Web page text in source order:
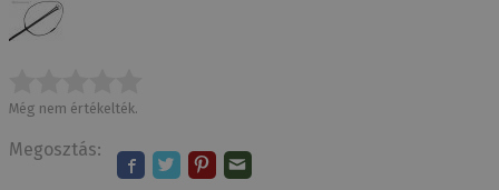
Még nem értékelték.
Megosztás: